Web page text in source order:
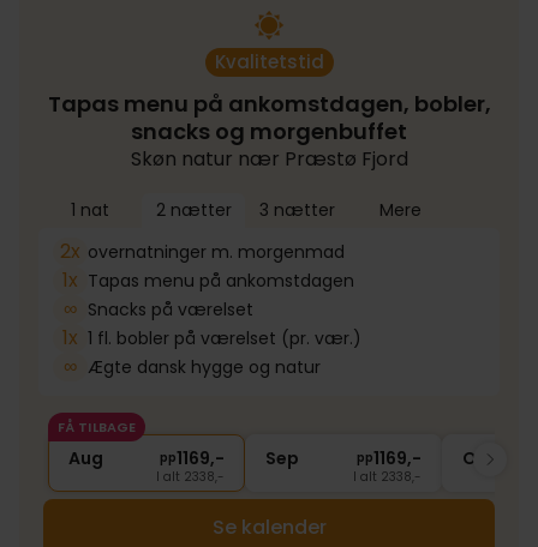
Kvalitetstid
Tapas menu på ankomstdagen, bobler,
snacks og morgenbuffet
Skøn natur nær Præstø Fjord
1 nat 2 nætter 3 nætter Mere
2x overnatninger m. morgenmad
1x Tapas menu på ankomstdagen
∞ Snacks på værelset
1x 1 fl. bobler på værelset (pr. vær.)
∞ Ægte dansk hygge og natur
FÅ TILBAGE
Aug pp1169,-
I alt 2338,-
Sep pp1169,-
I alt 2338,-
Okt
Se kalender